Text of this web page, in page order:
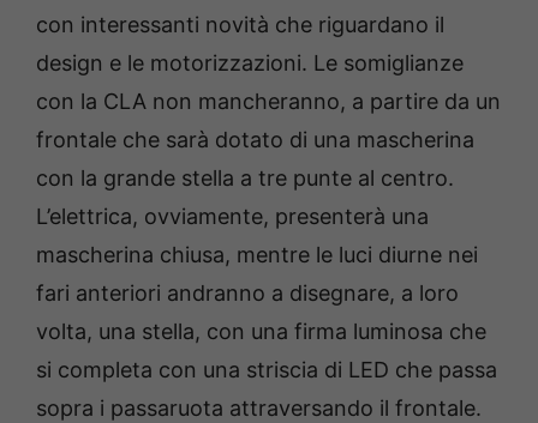
con interessanti novità che riguardano il
design e le motorizzazioni. Le somiglianze
con la CLA non mancheranno, a partire da un
frontale che sarà dotato di una mascherina
con la grande stella a tre punte al centro.
L’elettrica, ovviamente, presenterà una
mascherina chiusa, mentre le luci diurne nei
fari anteriori andranno a disegnare, a loro
volta, una stella, con una firma luminosa che
si completa con una striscia di LED che passa
sopra i passaruota attraversando il frontale.